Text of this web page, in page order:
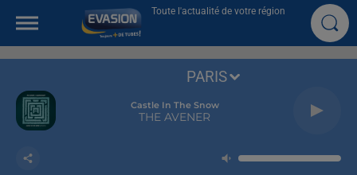
Toute l'actualité de votre région
Castle In The Snow
THE AVENER
PARIS